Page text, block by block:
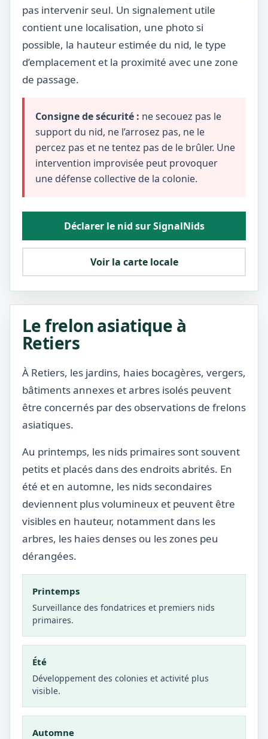
pas intervenir seul. Un signalement utile
contient une localisation, une photo si
possible, la hauteur estimée du nid, le type
d’emplacement et la proximité avec une zone
de passage.
Consigne de sécurité : ne secouez pas le
support du nid, ne l’arrosez pas, ne le
percez pas et ne tentez pas de le brûler. Une
intervention improvisée peut provoquer
une défense collective de la colonie.
Déclarer le nid sur SignalNids
Voir la carte locale
Le frelon asiatique à
Retiers
À Retiers, les jardins, haies bocagères, vergers,
bâtiments annexes et arbres isolés peuvent
être concernés par des observations de frelons
asiatiques.
Au printemps, les nids primaires sont souvent
petits et placés dans des endroits abrités. En
été et en automne, les nids secondaires
deviennent plus volumineux et peuvent être
visibles en hauteur, notamment dans les
arbres, les haies denses ou les zones peu
dérangées.
Printemps
Surveillance des fondatrices et premiers nids
primaires.
Été
Développement des colonies et activité plus
visible.
Automne